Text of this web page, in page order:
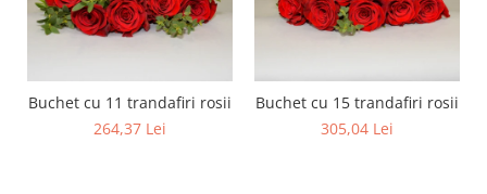
Buchet cu 11 trandafiri rosii
264,37 Lei
Buchet cu 15 trandafiri rosii
305,04 Lei